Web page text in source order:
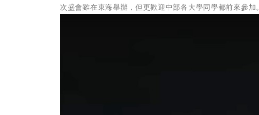
次盛會雖在東海舉辦，但更歡迎中部各大學同學都前來參加。